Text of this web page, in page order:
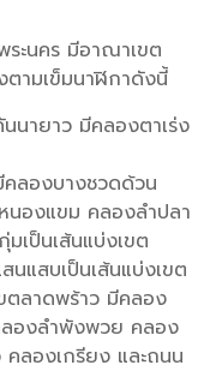
ะนคร มีอาณาเขต
ามเข็มนาฬิกาดังนี้
นายาว มีคลองตาเร่ง
ลองบางชวดด้วน
นองแขม คลองลำปลา
เป็นเส้นแบ่งเขต
แสบเป็นเส้นแบ่งเขต
ตลาดพร้าว มีคลอง
องลำพังพวย คลอง
ลองเกรียง และถนน